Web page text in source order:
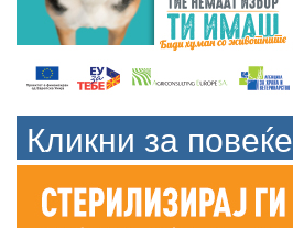
Кликни за повеќе